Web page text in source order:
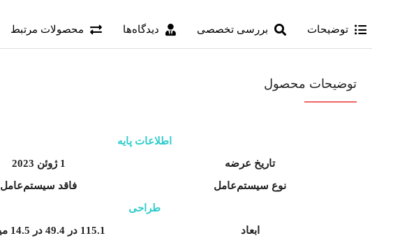
توضیحات بررسی تخصصی دیدگاه‌ها محصولات مرتبط
توضیحات محصول
اطلاعات پایه
تاریخ عرضه
1 ژوئن 2023
نوع سیستم‌عامل
فاقد سیستم‌عامل
طراحی
ابعاد
115.1 در 49.4 در 14.5 میلی‌متر